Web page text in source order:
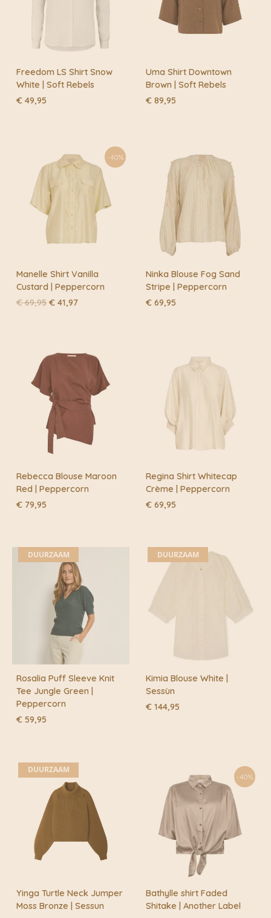
Freedom LS Shirt Snow
White | Soft Rebels
€ 49,95
Uma Shirt Downtown
Brown | Soft Rebels
€ 89,95
-40%
Manelle Shirt Vanilla
Custard | Peppercorn
€69,95 Oorspronkelijke
€ 41,97Huidige
Ninka Blouse Fog Sand
Stripe | Peppercorn
€ 69,95
Rebecca Blouse Maroon
Red | Peppercorn
€ 79,95
Regina Shirt Whitecap
Crème | Peppercorn
€ 69,95
DUURZAAM
Rosalia Puff Sleeve Knit
Tee Jungle Green |
Peppercorn
€ 59,95
DUURZAAM
Kimia Blouse White |
Sessùn
€ 144,95
DUURZAAM
Yinga Turtle Neck Jumper
Moss Bronze | Sessun
-40%
Bathylle shirt Faded
Shitake | Another Label